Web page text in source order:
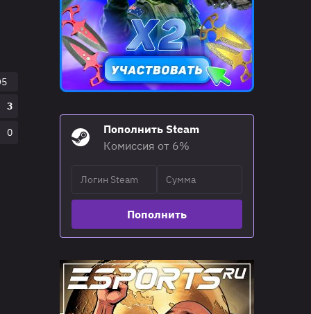
3
0
Пополнить Steam
Комиссия от 6%
Пополнить